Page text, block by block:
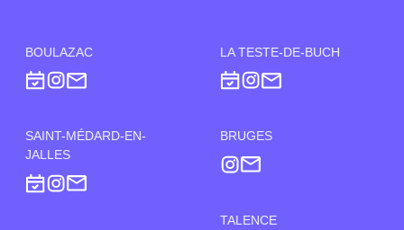
BOULAZAC
SAINT-MÉDARD-EN-
JALLES
LA TESTE-DE-BUCH
BRUGES
TALENCE